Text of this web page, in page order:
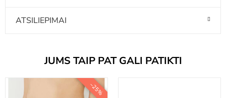
ATSILIEPIMAI
JUMS TAIP PAT GALI PATIKTI
−25%